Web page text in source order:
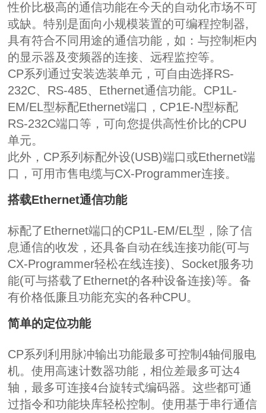
性价比极高的通信功能在今天的自动化市场不可
或缺。特别是面向小规模装置的可编程控制器,
具有符合不同用途的通信功能，如：与控制柜内
的显示器及变频器的连接、远程监控等。
CP系列通过安装选装单元，可自由选择RS-
232C、 RS-485、 Ethernet通信功能。 CP1L-
EM/EL型标配Ethernet端口， CP1E-N型标配
RS-232C端口等，可向您提供高性价比的CPU
单元。
此外， CP系列标配外设(USB)端口或Ethernet端
口，可用市售电缆与CX-Programmer连接。
搭载Ethernet通信功能
标配了Ethernet端口的CP1L-EM/EL型，除了信
息通信的收发，还具备自动在线连接功能(可与
CX-Programmer轻松在线连接)、 Socket服务功
能(可与搭载了Ethernet的各种设备连接)等。备
有价格低廉且功能充实的各种CPU。
简单的定位功能
CP系列利用脉冲输出功能最多可控制4轴伺服电
机。使用高速计数器功能，相位差最多可达4
轴，最多可连接4台旋转式编码器。这些都可通
过指令和功能块库轻松控制。使用基于串行通信